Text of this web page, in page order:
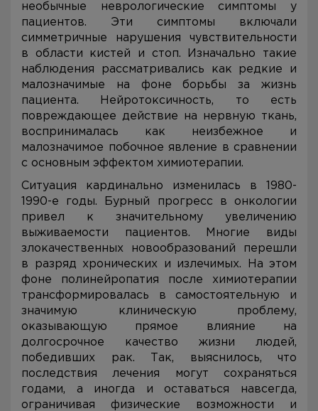
необычные неврологические симптомы у
пациентов. Эти симптомы включали
симметричные нарушения чувствительности
в области кистей и стоп. Изначально такие
наблюдения рассматривались как редкие и
малозначимые на фоне борьбы за жизнь
пациента. Нейротоксичность, то есть
повреждающее действие на нервную ткань,
воспринималась как неизбежное и
малозначимое побочное явление в сравнении
с основным эффектом химиотерапии.
Ситуация кардинально изменилась в 1980-
1990-е годы. Бурный прогресс в онкологии
привел к значительному увеличению
выживаемости пациентов. Многие виды
злокачественных новообразований перешли
в разряд хронических и излечимых. На этом
фоне полинейропатия после химиотерапии
трансформировалась в самостоятельную и
значимую клиническую проблему,
оказывающую прямое влияние на
долгосрочное качество жизни людей,
победивших рак. Так, выяснилось, что
последствия лечения могут сохраняться
годами, а иногда и оставаться навсегда,
ограничивая физические возможности и